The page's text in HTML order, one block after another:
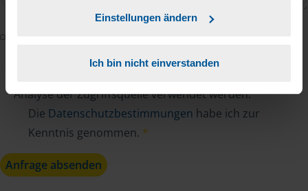
Einstellungen ändern
Ich bin nicht einverstanden
mich damit einverstanden, dass meine Daten zur
Analyse der Zugriffsquelle verwendet werden.
Die Datenschutzbestimmungen habe ich zur
Kenntnis genommen. *
Anfrage absenden